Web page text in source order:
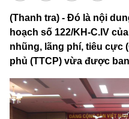
(Thanh tra) - Đó là nội
hoạch số 122/KH-C.IV
nhũng, lãng phí, tiêu cực
phủ (TTCP) vừa được